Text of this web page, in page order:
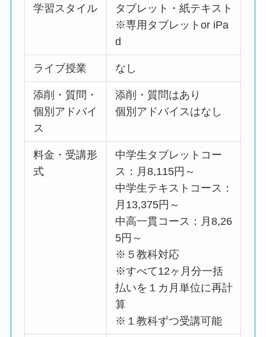
学習スタイル
タブレット・紙テキスト
※専用タブレットor iPa
d
ライブ授業 なし
添削・質問・
個別アドバイ
ス
添削・質問はあり
個別アドバイスはなし
料金・受講形
式
中学生タブレットコー
ス：月8,115円～
中学生テキストコース：
月13,375円～
中高一貫コース：月8,26
5円～
※５教科対応
※すべて12ヶ月分一括
払いを１カ月単位に再計
算
※１教科ずつ受講可能